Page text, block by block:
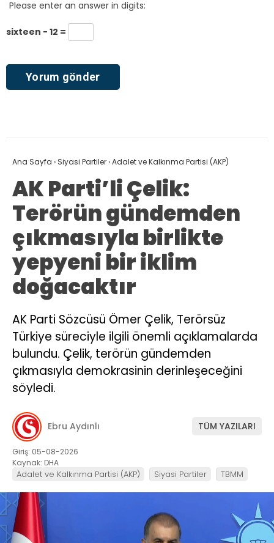
Please enter an answer in digits:
sixteen − 12 =
Ana Sayfa › Siyasi Partiler›Adalet ve Kalkınma Partisi (AKP)
AK Parti’li Çelik:
Terörün gündemden
çıkmasıyla birlikte
yepyeni bir iklim
doğacaktır
AK Parti Sözcüsü Ömer Çelik, Terörsüz
Türkiye süreciyle ilgili önemli açıklamalarda
bulundu. Çelik, terörün gündemden
çıkmasıyla demokrasinin derinleşeceğini
söyledi.
Ebru Aydınlı TÜM YAZILARI
Giriş: 05-08-2026
Kaynak: DHA
Adalet ve Kalkınma Partisi (AKP) Siyasi Partiler TBMM